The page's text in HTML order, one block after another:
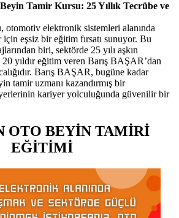
Tamir Kursu: 25 Yıllık Tecrübe ve
elektronik sistemleri alanında
eşsiz bir eğitim fırsatı sunuyor. Bu
biri, sektörde 25 yılı aşkın
yıldır eğitim veren Barış BAŞAR’dan
Barış BAŞAR, bugüne kadar
tamir uzmanı kazandırmış bir
kariyer yolculuğunda güvenilir bir
OTO BEYİN TAMİRİ
EĞİTİMİ